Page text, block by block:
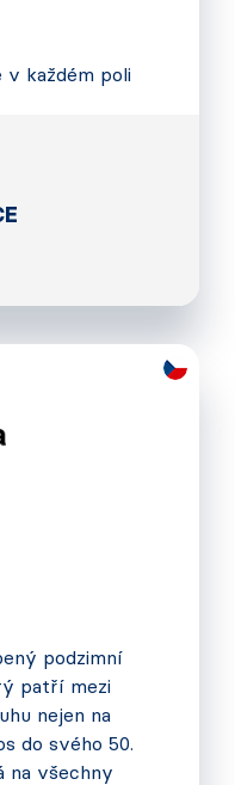
každém poli
podzimní
patří mezi
nejen na
do svého 50.
na všechny